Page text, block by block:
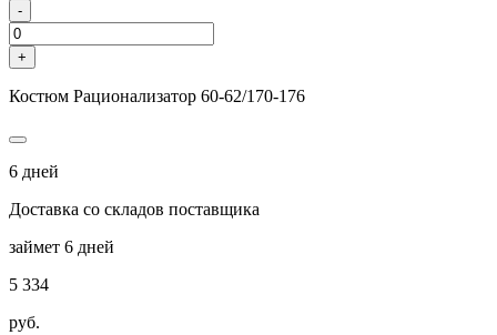
-
+
Костюм Рационализатор 60-62/170-176
6 дней
Доставка со складов поставщика
займет 6 дней
5 334
руб.